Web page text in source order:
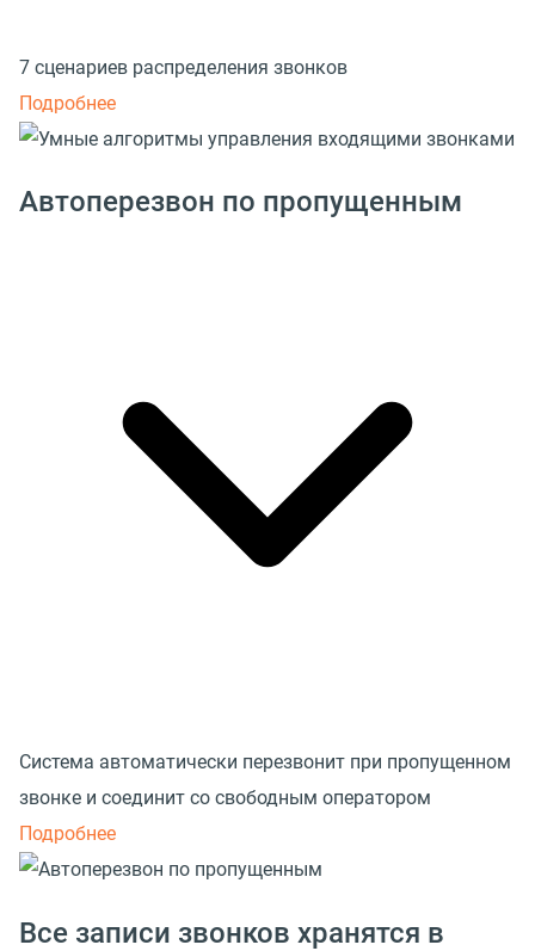
7 сценариев распределения звонков
Подробнее
Автоперезвон по пропущенным
Система автоматически перезвонит при пропущенном
звонке и соединит со свободным оператором
Подробнее
Все записи звонков хранятся в